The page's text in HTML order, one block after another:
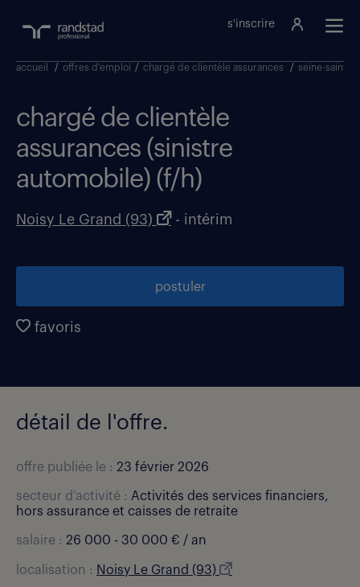
s'inscrire
accueil / offres d'emploi / chargé de clientèle assurances / seine-saint-
chargé de clientèle
assurances (sinistre
automobile) (f/h)
Noisy Le Grand (93) - intérim
postuler
favoris
détail de l'offre.
offre publiée le : 23 février 2026
secteur d’activité : Activités des services financiers,
hors assurance et caisses de retraite
salaire : 26 000 - 30 000 € / an
localisation : Noisy Le Grand (93)